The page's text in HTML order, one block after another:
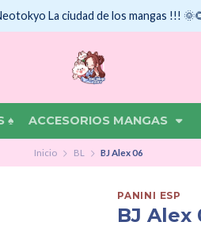
♠ ACCESORIOS MANGAS
La ciudad de los mangas !!!
Inicio BL BJ Alex 06
PANINI ESP
BJ Alex